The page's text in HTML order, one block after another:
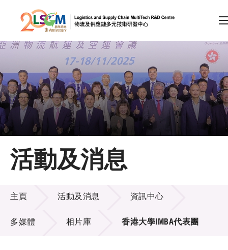
跳到內容（按回車鍵）
會員登入
A A EN 繁 简
主頁
關於LSCM
技術商品化
項目及資助計劃
活動及消息
活動及消息
活動及消息
主頁 活動及消息 資訊中心
多媒體 相片庫 香港大學IMBA代表團